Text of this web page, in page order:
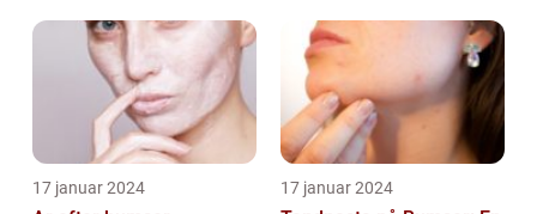
17 januar 2024 17 januar 2024